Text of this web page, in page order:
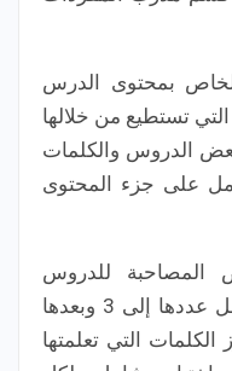
بمحتوى الدرس
تستطيع من خلالها
الدروس والكلمات
على جزء المحتوى
المصاحبة للدروس
الموجودة في التطبيق والتي يصل عددها إلى 3 وبعدها
التي تعلمتها